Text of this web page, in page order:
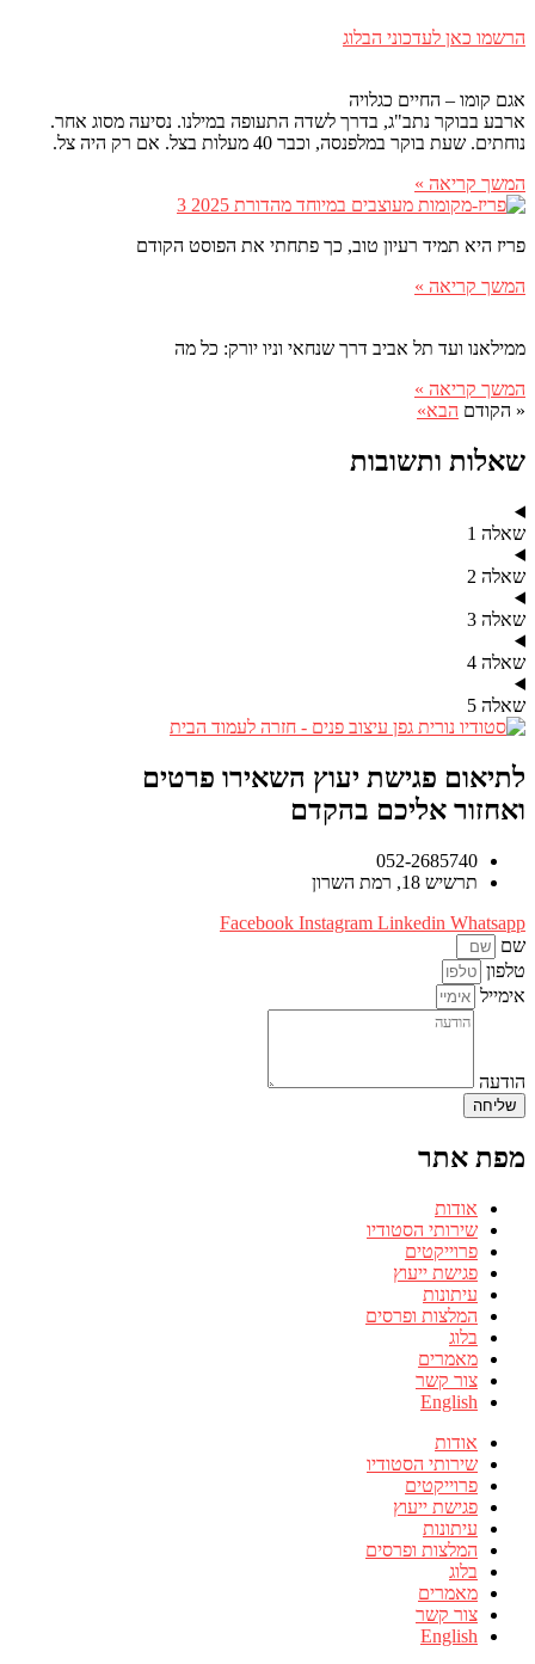
הרשמו כאן לעדכוני הבלוג
אגם קומו – החיים כגלויה
ארבע בבוקר נתב"ג, בדרך לשדה התעופה במילנו. נסיעה מסוג אחר.
נוחתים. שעת בוקר במלפנסה, וכבר 40 מעלות בצל. אם רק היה צל.
המשך קריאה »
פריז היא תמיד רעיון טוב, כך פתחתי את הפוסט הקודם
המשך קריאה »
ממילאנו ועד תל אביב דרך שנחאי וניו יורק: כל מה
המשך קריאה »
« הקודם הבא»
שאלות ותשובות
שאלה 1
שאלה 2
שאלה 3
שאלה 4
שאלה 5
לתיאום פגישת יעוץ השאירו פרטים
ואחזור אליכם בהקדם
052-2685740
תרשיש 18, רמת השרון
Facebook Instagram Linkedin Whatsapp
שם
טלפון
אימייל
הודעה
שליחה
מפת אתר
אודות
שירותי הסטודיו
פרוייקטים
פגישת ייעוץ
עיתונות
המלצות ופרסים
בלוג
מאמרים
צור קשר
English
אודות
שירותי הסטודיו
פרוייקטים
פגישת ייעוץ
עיתונות
המלצות ופרסים
בלוג
מאמרים
צור קשר
English